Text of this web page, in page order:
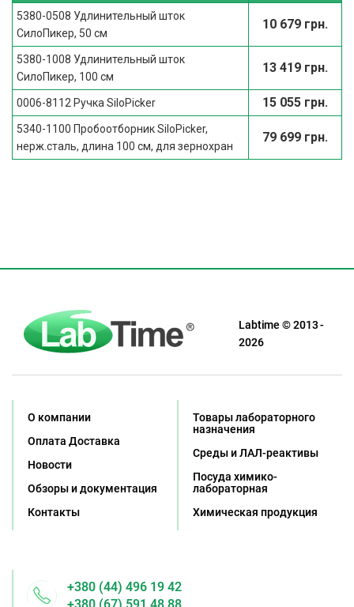
5380-0508 Удлинительный шток
СилоПикер, 50 см
10 679 грн.
5380-1008 Удлинительный шток
СилоПикер, 100 см
13 419 грн.
0006-8112 Ручка SiloPicker 15 055 грн.
5340-1100 Пробоотборник SiloPicker,
нерж.сталь, длина 100 см, для зернохран
79 699 грн.
Labtime © 2013 -
2026
О компании
Оплата Доставка
Новости
Обзоры и документация
Контакты
Товары лабораторного
назначения
Среды и ЛАЛ-реактивы
Посуда химико-
лабораторная
Химическая продукция
+380 (44) 496 19 42
+380 (67) 591 48 88